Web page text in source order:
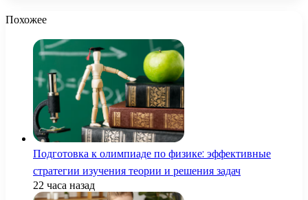
Похожее
Подготовка к олимпиаде по физике: эффективные
стратегии изучения теории и решения задач
22 часа назад